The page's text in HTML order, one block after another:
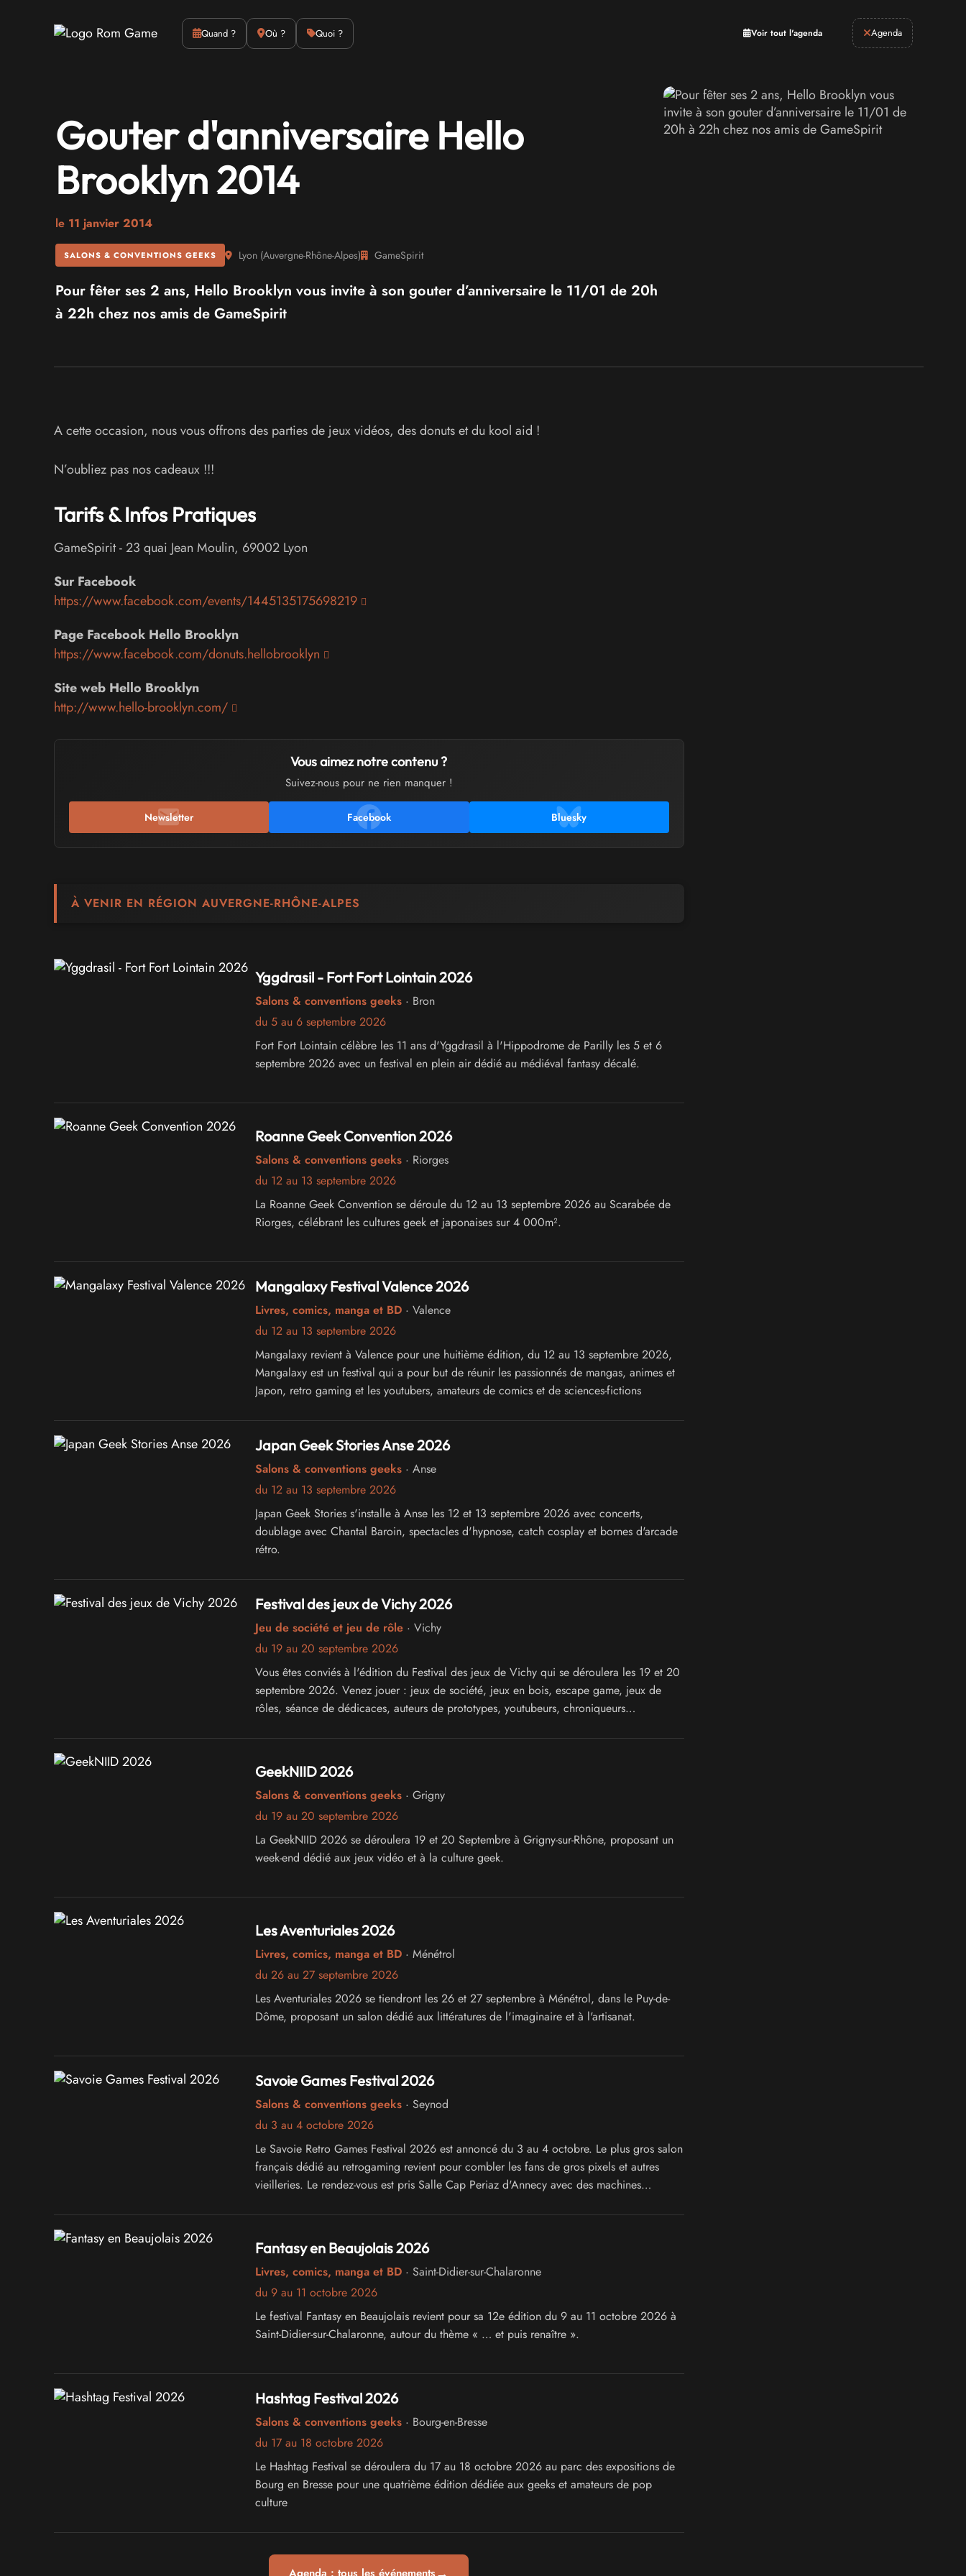
Quand ? Où ? Quoi ? Voir tout l'agenda
Actus Culture Emulation Agenda
Gouter d'anniversaire Hello
Brooklyn 2014
le 11 janvier 2014
SALONS & CONVENTIONS GEEKS Lyon(Auvergne-Rhône-Alpes) GameSpirit
Pour fêter ses 2 ans, Hello Brooklyn vous invite à son gouter d’anniversaire le 11/01 de 20h
à 22h chez nos amis de GameSpirit
A cette occasion, nous vous offrons des parties de jeux vidéos, des donuts et du kool aid !
N’oubliez pas nos cadeaux !!!
Tarifs & Infos Pratiques
GameSpirit-23 quai Jean Moulin, 69002 Lyon
Sur Facebook
https://www.facebook.com/events/1445135175698219
Page Facebook Hello Brooklyn
https://www.facebook.com/donuts.hellobrooklyn
Site web Hello Brooklyn
http://www.hello-brooklyn.com/
Vous aimez notre contenu ?
Suivez-nous pour ne rien manquer !
Newsletter Facebook Bluesky
À VENIR EN RÉGION AUVERGNE-RHÔNE-ALPES
Yggdrasil - Fort Fort Lointain 2026
Salons & conventions geeks· Bron
du 5 au 6 septembre 2026
Fort Fort Lointain célèbre les 11 ans d'Yggdrasil à l'Hippodrome de Parilly les 5 et 6
septembre 2026 avec un festival en plein air dédié au médiéval fantasy décalé.
Roanne Geek Convention 2026
Salons & conventions geeks· Riorges
du 12 au 13 septembre 2026
La Roanne Geek Convention se déroule du 12 au 13 septembre 2026 au Scarabée de
Riorges, célébrant les cultures geek et japonaises sur 4 000m².
Mangalaxy Festival Valence 2026
Livres, comics, manga et BD· Valence
du 12 au 13 septembre 2026
Mangalaxy revient à Valence pour une huitième édition, du 12 au 13 septembre 2026,
Mangalaxy est un festival qui a pour but de réunir les passionnés de mangas, animes et
Japon, retro gaming et les youtubers, amateurs de comics et de sciences-fictions
Japan Geek Stories Anse 2026
Salons & conventions geeks· Anse
du 12 au 13 septembre 2026
Japan Geek Stories s'installe à Anse les 12 et 13 septembre 2026 avec concerts,
doublage avec Chantal Baroin, spectacles d'hypnose, catch cosplay et bornes d'arcade
rétro.
Festival des jeux de Vichy 2026
Jeu de société et jeu de rôle· Vichy
du 19 au 20 septembre 2026
Vous êtes conviés à l'édition du Festival des jeux de Vichy qui se déroulera les 19 et 20
septembre 2026. Venez jouer : jeux de société, jeux en bois, escape game, jeux de
rôles, séance de dédicaces, auteurs de prototypes, youtubeurs, chroniqueurs
GeekNIID 2026
Salons & conventions geeks· Grigny
du 19 au 20 septembre 2026
La GeekNIID 2026 se déroulera 19 et 20 Septembre à Grigny-sur-Rhône, proposant un
week-end dédié aux jeux vidéo et à la culture geek.
Les Aventuriales 2026
Livres, comics, manga et BD· Ménétrol
du 26 au 27 septembre 2026
Les Aventuriales 2026 se tiendront les 26 et 27 septembre à Ménétrol, dans le Puy-de-
Dôme, proposant un salon dédié aux littératures de l'imaginaire et à l'artisanat.
Savoie Games Festival 2026
Salons & conventions geeks· Seynod
du 3 au 4 octobre 2026
Le Savoie Retro Games Festival 2026 est annoncé du 3 au 4 octobre. Le plus gros salon
français dédié au retrogaming revient pour combler les fans de gros pixels et autres
vieilleries. Le rendez-vous est pris Salle Cap Periaz d'Annecy avec des machines
de magnifiques invités !
Fantasy en Beaujolais 2026
Livres, comics, manga et BD· Saint-Didier-sur-Chalaronne
du 9 au 11 octobre 2026
Le festival Fantasy en Beaujolais revient pour sa 12e édition du 9 au 11 octobre 2026 à
Saint-Didier-sur-Chalaronne, autour du thème « … et puis renaître ».
Hashtag Festival 2026
Salons & conventions geeks· Bourg-en-Bresse
du 17 au 18 octobre 2026
Le Hashtag Festival se déroulera du 17 au 18 octobre 2026 au parc des expositions de
Bourg en Bresse pour une quatrième édition dédiée aux geeks et amateurs de pop
culture